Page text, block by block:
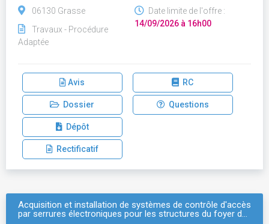
06130 Grasse
Travaux - Procédure
Adaptée
Date limite de l'offre :
14/09/2026 à 16h00
Avis RC
Dossier Questions
Dépôt
Rectificatif
Acquisition et installation de systèmes de contrôle d'accès
par serrures électroniques pour les structures du foyer d…